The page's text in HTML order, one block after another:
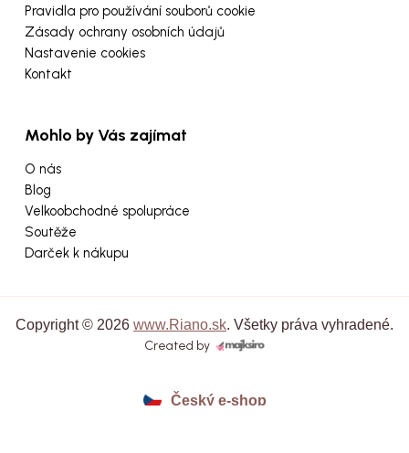
Pravidla pro používání souborů cookie
Zásady ochrany osobních údajů
Nastavenie cookies
Kontakt
Mohlo by Vás zajímat
O nás
Blog
Velkoobchodné spolupráce
Soutěže
Darček k nákupu
Copyright © 2026 www.Riano.sk. Všetky práva vyhradené.
Created by
Český e-shop